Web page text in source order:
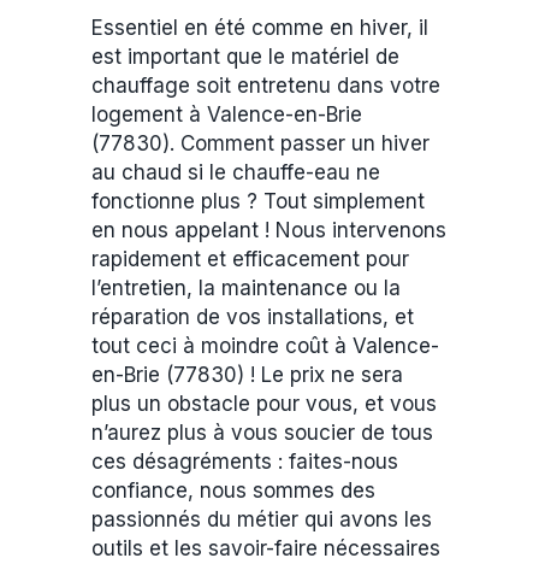
Essentiel en été comme en hiver, il
est important que le matériel de
chauffage soit entretenu dans votre
logement à Valence-en-Brie
(77830). Comment passer un hiver
au chaud si le chauffe-eau ne
fonctionne plus ? Tout simplement
en nous appelant ! Nous intervenons
rapidement et efficacement pour
l’entretien, la maintenance ou la
réparation de vos installations, et
tout ceci à moindre coût à Valence-
en-Brie (77830) ! Le prix ne sera
plus un obstacle pour vous, et vous
n’aurez plus à vous soucier de tous
ces désagréments : faites-nous
confiance, nous sommes des
passionnés du métier qui avons les
outils et les savoir-faire nécessaires